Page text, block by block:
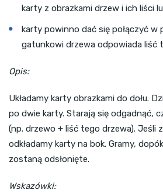
karty z obrazkami drzew i ich liści
karty powinno dać się połączyć w
gatunkowi drzewa odpowiada liść
Opis:
Układamy karty obrazkami do dołu.
po dwie karty. Starają się odgadnąć,
(np. drzewo + liść tego drzewa). Jeśli
odkładamy karty na bok. Gramy,
zostaną odsłonięte.
Wskazówki: